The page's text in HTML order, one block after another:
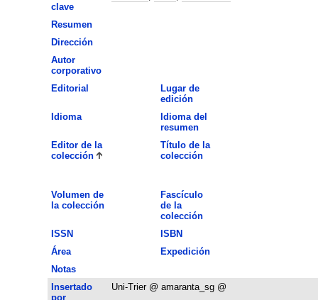
clave
Resumen
Dirección
Autor
corporativo
Editorial
Lugar de
edición
Idioma
Idioma del
resumen
Editor de la
colección
Título de la
colección
Volumen de
la colección
Fascículo
de la
colección
ISSN
ISBN
Área
Expedición
Notas
Insertado
por
Uni-Trier @ amaranta_sg @